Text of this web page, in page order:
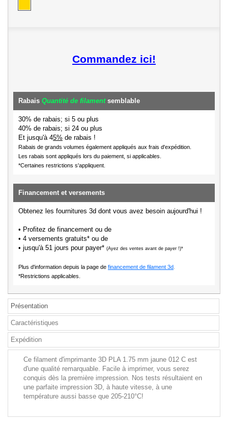
Commandez ici!
Rabais Quantité de filamentsemblable
30% de rabais; si 5 ou plus
40% de rabais; si 24 ou plus
Et jusqu'à 45% de rabais !
Rabais de grands volumes également appliqués aux frais d'expédition.
Les rabais sont appliqués lors du paiement, si applicables.
*Certaines restrictions s'appliquent.
Financement et versements
Obtenez les fournitures 3d dont vous avez besoin aujourd'hui !
• Profitez de financement ou de
• 4 versements gratuits* ou de
• jusqu'à 51 jours pour payer* (Ayez des ventes avant de payer !)*
Plus d'information depuis la page de financement de filament 3d
*Restrictions applicables.
Présentation
Caractéristiques
Expédition
Ce filament d'imprimante 3D PLA 1.75 mm jaune 012 C est
d'une qualité remarquable. Facile à imprimer, vous serez
conquis dès la première impression. Nos tests résultaient en
une parfaite impression 3D, à haute vitesse, à une
température aussi basse que 205-210°C!